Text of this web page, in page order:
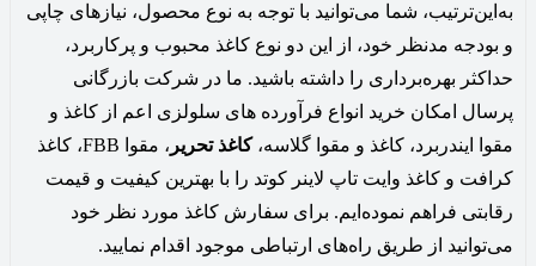
به‌این‌ترتیب، شما می‌توانید با توجه به نوع محصول، نیازهای چاپی
و بودجه مدنظر خود، از این دو نوع کاغذ محبوب و پرکاربرد،
حداکثر بهره‌برداری را داشته باشید. ما در شرکت بازرگانی
پرسال امکان خرید انواع فرآورده های سلولزی اعم از کاغذ و
مقوا ایندربرد، کاغذ و مقوا گلاسه،کاغذ تحریر
، مقوا FBB، کاغذ
کرافت و کاغذ وایت تاپ لاینر کوتد را با بهترین کیفیت و قیمت
رقابتی فراهم نموده‌ایم. برای سفارش کاغذ مورد نظر خود
می‌توانید از طریق راه‌های ارتباطی موجود اقدام نمایید.